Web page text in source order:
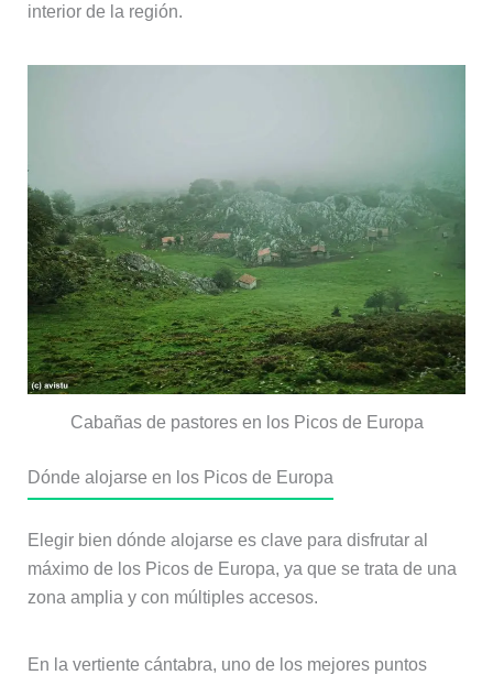
interior de la región.
Cabañas de pastores en los Picos de Europa
Dónde alojarse en los Picos de Europa
Elegir bien dónde alojarse es clave para disfrutar al
máximo de los Picos de Europa, ya que se trata de una
zona amplia y con múltiples accesos.
En la vertiente cántabra, uno de los mejores puntos